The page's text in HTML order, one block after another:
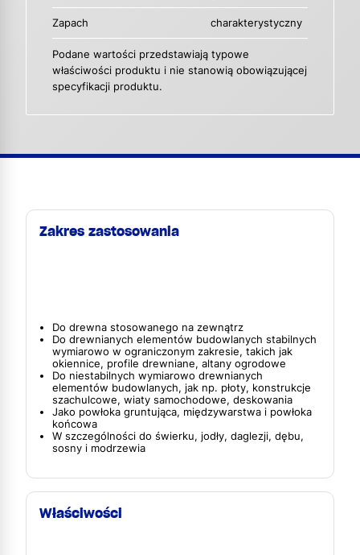
Zapach charakterystyczny
Podane wartości przedstawiają typowe
właściwości produktu i nie stanowią obowiązującej
specyfikacji produktu.
Zakres zastosowania
Do drewna stosowanego na zewnątrz
Do drewnianych elementów budowlanych stabilnych
wymiarowo w ograniczonym zakresie, takich jak
okiennice, profile drewniane, altany ogrodowe
Do niestabilnych wymiarowo drewnianych
elementów budowlanych, jak np. płoty, konstrukcje
szachulcowe, wiaty samochodowe, deskowania
Jako powłoka gruntująca, międzywarstwa i powłoka
końcowa
W szczególności do świerku, jodły, daglezji, dębu,
sosny i modrzewia
Właściwości